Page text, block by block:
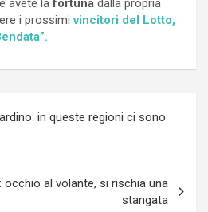
avete lafortuna dalla propria
i prossimivincitori del Lotto,
in queste regioni ci sono
occhio al volante, si rischia una
stangata